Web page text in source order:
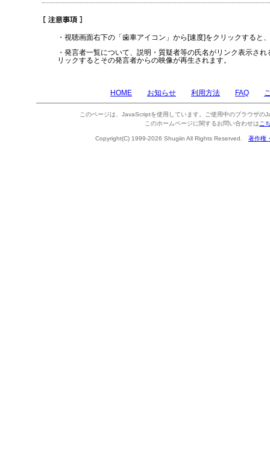
・視聴画面右下の「歯車アイコン」から[速度]をクリックすると
・発言者一覧について、説明・質疑者等の氏名がリンク表示さ
リックするとその発言者からの映像が再生されます。
HOME お知らせ 利用方法 FAQ
このページは、JavaScriptを使用しています。ご使用中のブラウザの
このホームページに関するお問い合わせは こ
Copyright(C) 1999-2026 Shugiin All Rights Reserved. 著作権